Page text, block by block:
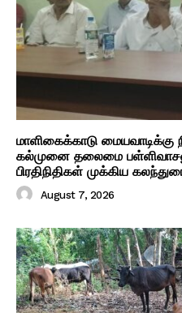
மாளிகைக்காடு மையவாடிக்கு
கல்முனை தலைமை
பிரதிநிதிகள் முக்கிய
August 7, 2026